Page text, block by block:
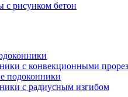
с рисунком бетон
с конвекционными
подоконники
с радиусным изгибом